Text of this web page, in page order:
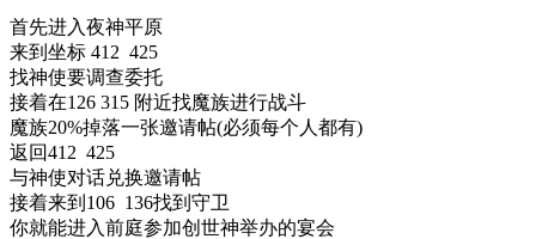
首先进入夜神平原
来到坐标 412 425
找神使要调查委托
接着在126 315 附近找魔族进行战斗
魔族20%掉落一张邀请帖(必须每个人都有)
返回412 425
与神使对话兑换邀请帖
接着来到106 136找到守卫
你就能进入前庭参加创世神举办的宴会